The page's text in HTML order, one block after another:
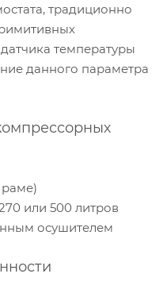
традиционно
температуры
данного параметра
раме)
или 500 литров
осушителем